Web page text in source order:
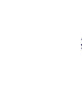
Para LMS/
resultados de